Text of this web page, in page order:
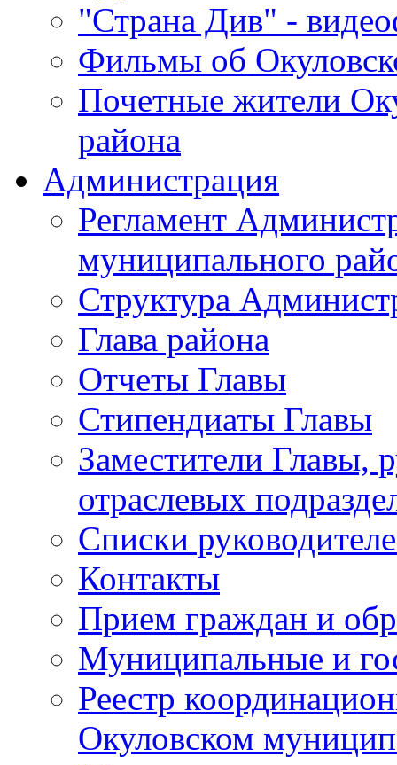
"Страна Див" -
Фильмы об
Почетные жители
района
Администрация
Регламент
муниципального
Структура
Глава района
Отчеты Главы
Стипендиаты Главы
Заместители Главы,
отраслевых
Списки
Контакты
Прием граждан и
Муниципальные и
Реестр
Окуловском